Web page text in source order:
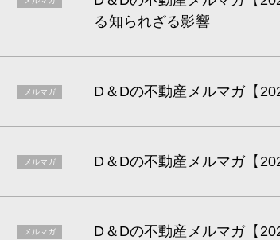
る知られざる影響
メルマガ D＆Dの不動産メルマガ【
メルマガ D＆Dの不動産メルマガ【
メルマガ D＆Dの不動産メルマガ【